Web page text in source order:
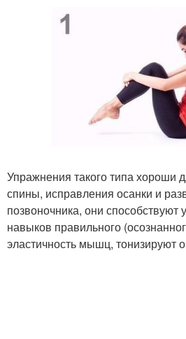
Упражнения такого типа хороши
спины, исправления осанки и
позвоночника, они
навыков правильного
эластичность мышц, тонизируют